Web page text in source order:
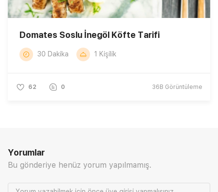
Domates Soslu İnegöl Köfte Tarifi
30 Dakika 1 Kişilik
62 0 36B Görüntüleme
Yorumlar
Bu gönderiye henüz yorum yapılmamış.